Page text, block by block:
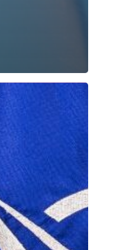
Home
Despre
Evenimente
Foto
Modelul economic
România – orizont
Video